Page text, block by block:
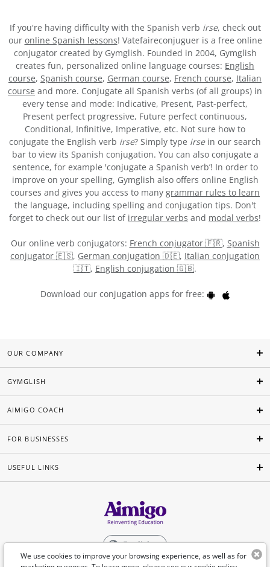
If you're having difficulty with the Spanish verb irse, check out
our online Spanish lessons! Vatefaireconjuguer is a free online
conjugator created by Gymglish. Founded in 2004, Gymglish
creates fun, personalized online language courses: English
course, Spanish course, German course, French course, Italian
course and more. Conjugate all Spanish verbs (of all groups) in
every tense and mode: Indicative, Present, Past-perfect,
Present perfect progressive, Future perfect continuous,
Conditional, Infinitive, Imperative, etc. Not sure how to
conjugate the English verb irse? Simply type irsein our search
bar to view its Spanish conjugation. You can also conjugate a
sentence, for example 'conjugate a Spanish verb’! In order to
improve on your spelling, Gymglish also offers online English
courses and gives you access to many grammar rules to learn
the language, including spelling and conjugation tips. Don't
forget to check out our list of irregular verbs and modal verbs!
Our online verb conjugators: French conjugator 🇫🇷, Spanish
conjugator 🇪🇸, German conjugation 🇩🇪, Italian conjugation
🇮🇹, English conjugation 🇬🇧.
Download our conjugation apps for free:
We use cookies to improve your browsing experience, as well as for
OUR COMPANY
GYMGLISH
AIMIGO COACH
FOR BUSINESSES
USEFUL LINKS
English